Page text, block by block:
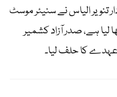
تنویر الیاس نے سنیئر موسٹ
ہے، صدر آزاد کشمیر
عہدے کا حلف لیا۔